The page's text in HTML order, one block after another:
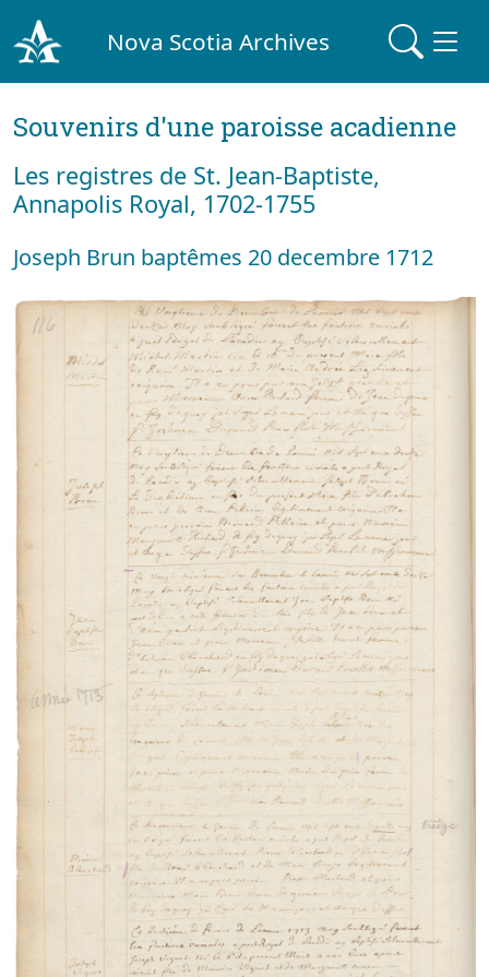
Nova Scotia Archives
Souvenirs d'une paroisse acadienne
Les registres de St. Jean-Baptiste,
Annapolis Royal, 1702-1755
Joseph Brun baptêmes 20 decembre 1712